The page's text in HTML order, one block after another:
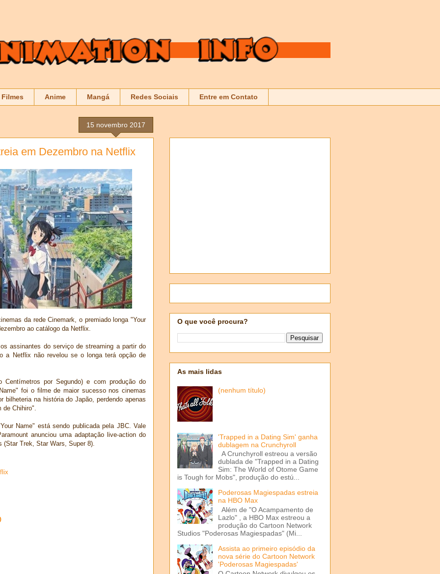
Filmes Anime Mangá Redes Sociais Entre em Contato
15 novembro 2017
em Dezembro na Netflix
da rede Cinemark, o premiado longa "Your
ao catálogo da Netflix.
assinantes do serviço de streaming a partir do
a Netflix não revelou se o longa terá opção de
Centímetros por Segundo) e com produção do
foi o filme de maior sucesso nos cinemas
bilheteria na história do Japão, perdendo apenas
Chihiro".
Name" está sendo publicada pela JBC. Vale
anunciou uma adaptação live-action do
Trek, Star Wars, Super 8).
O que você procura?
As mais lidas
(nenhum título)
'Trapped in a Dating Sim' ganha
dublagem na Crunchyroll
A Crunchyroll estreou a versão
dublada de "Trapped in a Dating
Sim: The World of Otome Game
is Tough for Mobs", produção do estú...
Poderosas Magiespadas estreia
na HBO Max
Além de "O Acampamento de
Lazlo" , a HBO Max estreou a
produção do Cartoon Network
Studios "Poderosas Magiespadas" (Mi...
Assista ao primeiro episódio da
nova série do Cartoon Network
'Poderosas Magiespadas'